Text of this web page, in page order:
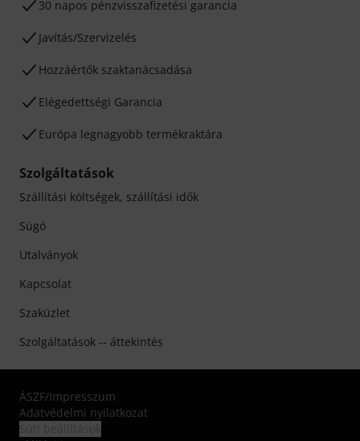
30 napos pénzvisszafizetési garancia
Javítás/Szervizelés
Hozzáértők szaktanácsadása
Elégedettségi Garancia
Európa legnagyobb termékraktára
Szolgáltatások
Szállítási költségek, szállítási idők
Súgó
Utalványok
Kapcsolat
Szaküzlet
Szolgáltatások -- áttekintés
ÁSZF/Impresszum
Adatvédelmi nyilatkozat